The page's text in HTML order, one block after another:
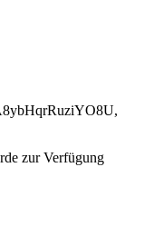
zur Verfügung